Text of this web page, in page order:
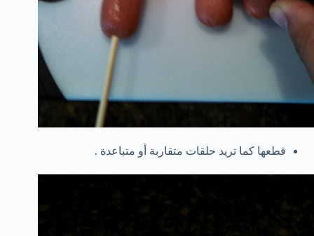
قطعها كما تريد حلقات متقاربة أو متباعدة .